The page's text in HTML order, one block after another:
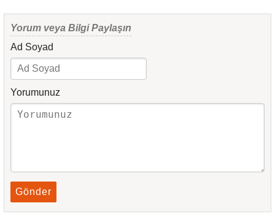
Yorum veya Bilgi Paylaşın
Ad Soyad
Yorumunuz
Gönder